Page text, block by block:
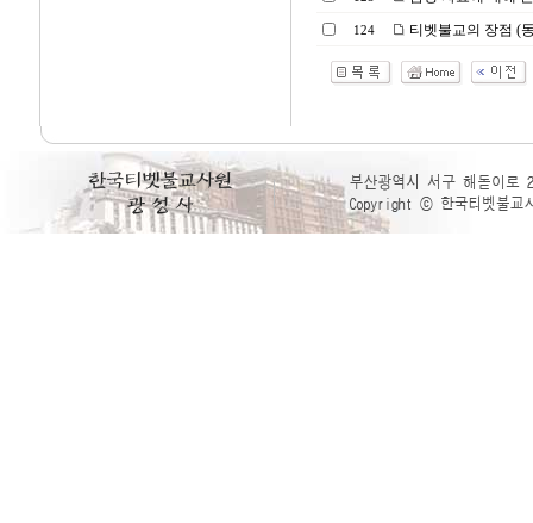
124 티벳불교의 장점 (